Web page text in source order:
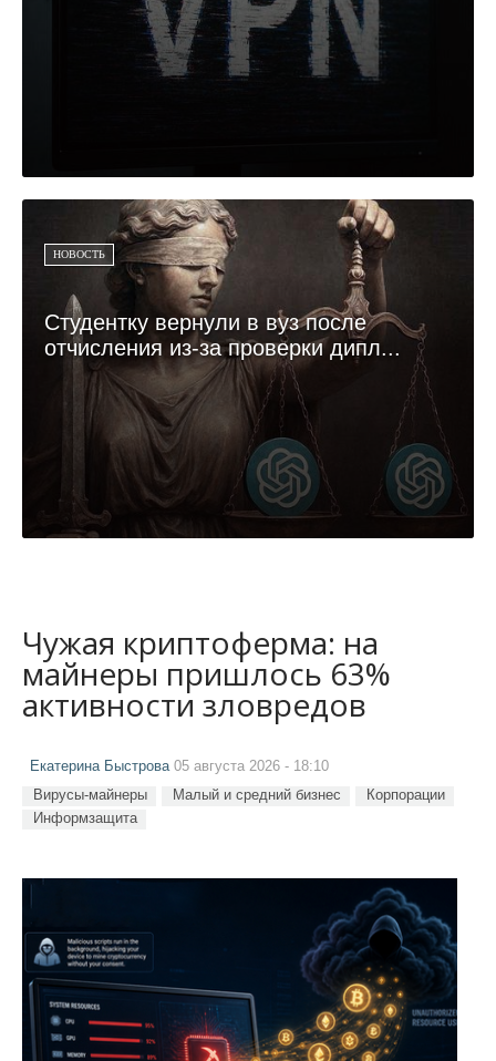
НОВОСТЬ
Студентку вернули в вуз после
отчисления из-за проверки дипл...
Чужая криптоферма: на
майнеры пришлось 63%
активности зловредов
Екатерина Быстрова 05 августа 2026 - 18:10
Вирусы-майнеры Малый и средний бизнес
Корпорации
Информзащита